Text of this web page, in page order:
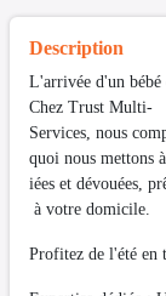
Description
L'arrivée d'un bébé
Chez Trust Multi-
Services, nous
quoi nous mettons
iées et dévouées,
à votre domicile.
Profitez de l'été en